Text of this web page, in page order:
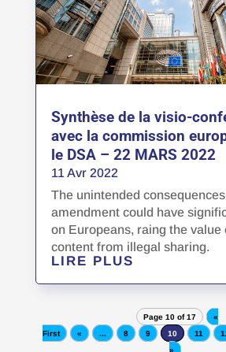
Synthèse de la visio-
avec la commission
le DSA – 22 MARS 2022
11 Avr 2022
The unintended
amendment could have
on Europeans, raing the value
content from illegal sharing.
LIRE PLUS
Page 10 of 17
«
First
« ... 8 9 10 11
»